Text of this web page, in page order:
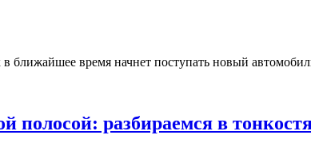
ближайшее время начнет поступать новый
полосой: разбираемся в